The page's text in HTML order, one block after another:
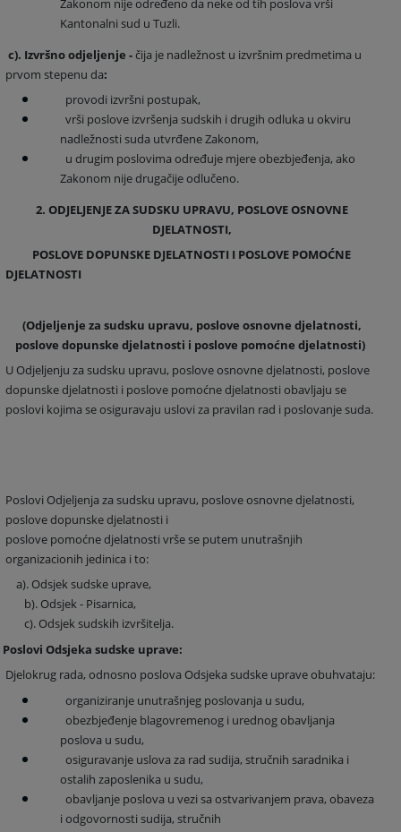
Zakonom nije određeno da neke od tih poslova vrši
Kantonalni sud u Tuzli.
c). Izvršno odjeljenje -čija je nadležnost u izvršnim predmetima u
prvom stepenu da:
provodi izvršni postupak,
vrši poslove izvršenja sudskih i drugih odluka u okviru
nadležnosti suda utvrđene Zakonom,
u drugim poslovima određuje mjere obezbjeđenja, ako
Zakonom nije drugačije odlučeno.
2. ODJELJENJE ZA SUDSKU UPRAVU, POSLOVE OSNOVNE
DJELATNOSTI,
POSLOVE DOPUNSKE DJELATNOSTI I POSLOVE POMOĆNE
DJELATNOSTI
(Odjeljenje za sudsku upravu, poslove osnovne djelatnosti,
poslove dopunske djelatnosti i poslove pomoćne djelatnosti)
U Odjeljenju za sudsku upravu, poslove osnovne djelatnosti, poslove
dopunske djelatnosti i poslove pomoćne djelatnosti obavljaju se
poslovi kojima se osiguravaju uslovi za pravilan rad i poslovanje suda.
Poslovi Odjeljenja za sudsku upravu, poslove osnovne djelatnosti,
poslove dopunske djelatnosti i
poslove pomoćne djelatnosti vrše se putem unutrašnjih
organizacionih jedinica i to:
a). Odsjek sudske uprave,
b). Odsjek - Pisarnica,
c). Odsjek sudskih izvršitelja.
Odsjeka sudske uprave:
Djelokrug rada, odnosno poslova Odsjeka sudske uprave obuhvataju:
organiziranje unutrašnjeg poslovanja u sudu,
obezbjeđenje blagovremenog i urednog obavljanja
poslova u sudu,
osiguravanje uslova za rad sudija, stručnih saradnika i
ostalih zaposlenika u sudu,
obavljanje poslova u vezi sa ostvarivanjem prava, obaveza
i odgovornosti sudija, stručnih